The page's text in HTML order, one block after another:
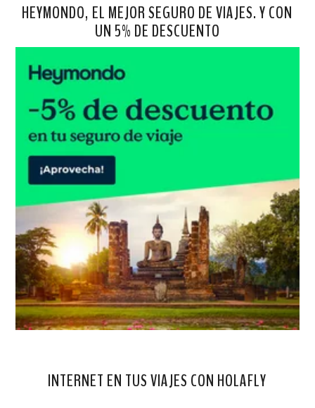
HEYMONDO, EL MEJOR SEGURO DE VIAJES. Y CON
UN 5% DE DESCUENTO
INTERNET EN TUS VIAJES CON HOLAFLY